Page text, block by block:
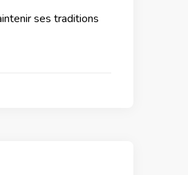
ses traditions